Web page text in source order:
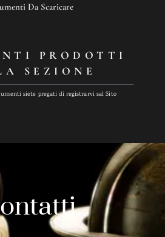
Da Scaricare
PRODOTTI
SEZIONE
siete pregati di registrarvi sal Sito